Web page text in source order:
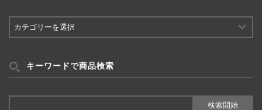
テ
ー
検
キーワードで商品検索